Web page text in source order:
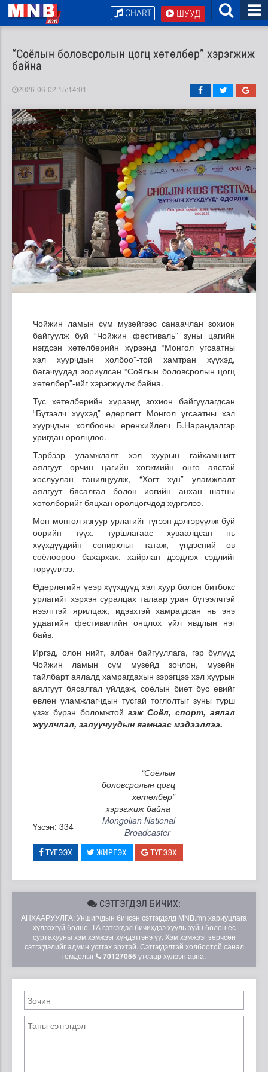
ШУУД
CHART
“Соёлын боловсролын цогц хөтөлбөр” хэрэгжиж
байна
2026-06-02 15:14:01
Чойжин ламын сүм музейгээс санаачлан зохион
байгуулж буй “Чойжин фестиваль” зуны цагийн
нэгдсэн хөтөлбөрийн хүрээнд “Монгол угсаатны
хэл хуурчдын холбоо”-той хамтран хүүхэд,
багачуудад зориулсан “Соёлын боловсролын цогц
хөтөлбөр”-ийг хэрэгжүүлж байна.
Тус хөтөлбөрийн хүрээнд зохион байгуулагдсан
“Бүтээлч хүүхэд” өдөрлөгт Монгол угсаатны хэл
хуурчдын холбооны ерөнхийлөгч Б.Нарандэлгэр
уригдан оролцлоо.
Тэрбээр уламжлалт хэл хуурын гайхамшигт
аялгууг орчин цагийн хөгжмийн өнгө аястай
хослуулан танилцуулж, “Хөгт хүн” уламжлалт
аялгуут бясалгал болон иогийн анхан шатны
хөтөлбөрийг бяцхан оролцогчдод хүргэлээ.
Мөн монгол язгуур урлагийг түгээн дэлгэрүүлж буй
өөрийн түүх, туршлагаас хуваалцсан нь
хүүхдүүдийн сонирхлыг татаж, үндэсний өв
соёлоороо бахархах, хайрлан дээдлэх сэдлийг
төрүүллээ.
Өдөрлөгийн үеэр хүүхдүүд хэл хуур болон битбокс
урлагийг хэрхэн суралцах талаар уран бүтээлчтэй
нээлттэй ярилцаж, идэвхтэй хамрагдсан нь энэ
удаагийн фестивалийн онцлох үйл явдлын нэг
байв.
Иргэд, олон нийт, албан байгууллага, гэр бүлүүд
Чойжин ламын сүм музейд зочлон, музейн
тайлбарт аялалд хамрагдахын зэрэгцээ хэл хуурын
аялгуут бясалгал үйлдэж, соёлын биет бус өвийг
өвлөн уламжлагчдын тусгай тоглолтыг зуны турш
үзэх бүрэн боломжтой гэж Соёл, спорт, аялал
жуулчлал, залуучуудын яамнаас мэдээллээ.
“Соёлын
боловсролын цогц
хөтөлбөр”
хэрэгжиж байна
Үзсэн: 334
Mongolian National
Broadcaster
ТҮГЭЭХ ЖИРГЭХ ТҮГЭЭХ
СЭТГЭГДЭЛ БИЧИХ:
АНХААРУУЛГА: Уншигчдын бичсэн сэтгэгдэлд MNB.mn хариуцлага
хүлээхгүй болно. ТА сэтгэгдэл бичихдээ хууль зүйн болон ёс
суртахууны хэм хэмжээг хүндэтгэнэ үү. Хэм хэмжээг зөрчсөн
сэтгэгдэлийг админ устгах эрхтэй. Сэтгэгдэлтэй холбоотой санал
гомдолыг
70127055 утсаар хүлээн авна.